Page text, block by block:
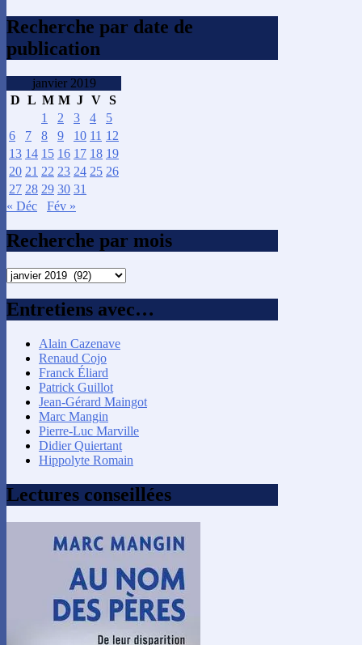
Recherche par date de
publication
janvier 2019
D L M M J V S
1
2 3 4
5
6
7 8 9 10 11 12
13 14 15 16 17 18 19
20 21 22 23 24 25 26
27 28 29 30 31
« Déc
Fév »
Recherche par mois
Recherche
mois
Entretiens avec…
Alain Cazenave
Renaud Cojo
Franck Éliard
Patrick Guillot
Jean-Gérard Maingot
Marc Mangin
Pierre-Luc Marville
Didier Quiertant
Hippolyte Romain
Lectures conseillées